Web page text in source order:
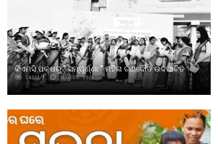
ବିଏମସି ପକ୍ଷରୁ ” ସମ୍ପୂର୍ଣ୍ଣା ” ମହିଳା ଗଣଦୌଡ ଉଦଘାଟିତ
14331 MAR 08, 2026